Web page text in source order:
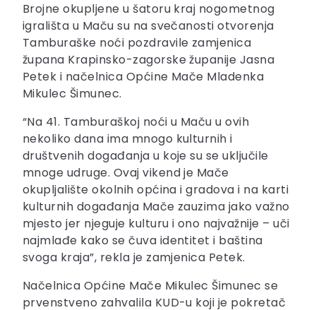
Brojne okupljene u šatoru kraj nogometnog
igrališta u Maču su na svečanosti otvorenja
Tamburaške noći pozdravile zamjenica
župana Krapinsko-zagorske županije Jasna
Petek i načelnica Općine Mače Mladenka
Mikulec Šimunec.
“Na 41. Tamburaškoj noći u Maču u ovih
nekoliko dana ima mnogo kulturnih i
društvenih događanja u koje su se uključile
mnoge udruge. Ovaj vikend je Mače
okupljalište okolnih općina i gradova i na karti
kulturnih događanja Mače zauzima jako važno
mjesto jer njeguje kulturu i ono najvažnije – uči
najmlađe kako se čuva identitet i baština
svoga kraja”, rekla je zamjenica Petek.
Načelnica Općine Mače Mikulec Šimunec se
prvenstveno zahvalila KUD-u koji je pokretač